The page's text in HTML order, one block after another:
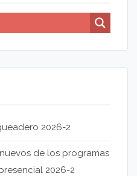
2026-2
de los programas
2026-2